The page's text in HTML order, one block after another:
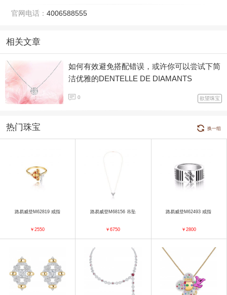
官网电话： 4006588555
相关文章
如何有效避免搭配错误，或许你可以尝试下简
洁优雅的DENTELLE DE DIAMANTS
0 欲望珠宝
热门珠宝 换一组
路易威登M62819 戒指
￥2550
路易威登M68156 吊坠
￥6750
路易威登M62493 戒指
￥2800